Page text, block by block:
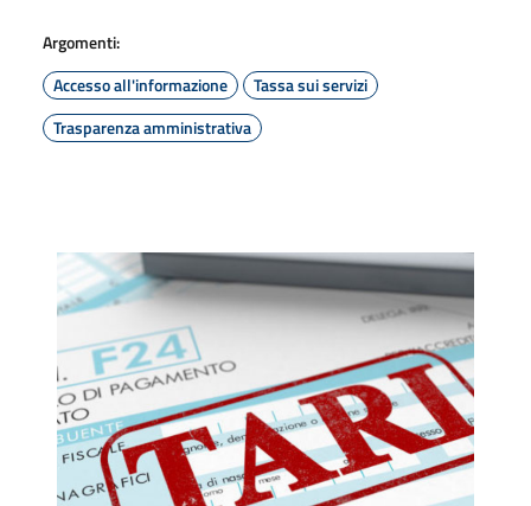
Argomenti:
Accesso all'informazione
Tassa sui servizi
Trasparenza amministrativa